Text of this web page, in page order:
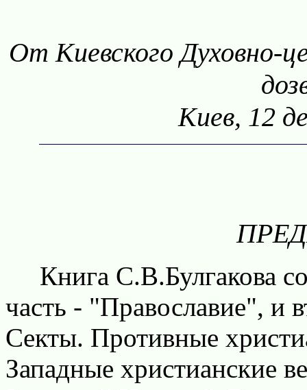
От Киевского Духовно-
Киев, 12
Книга С.В.Булгакова
часть - "Православие", и
Секты. Противные
Западные христианские